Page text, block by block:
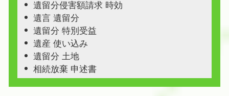
遺留分侵害額請求 時効
遺言 遺留分
遺留分 特別受益
遺産 使い込み
遺留分 土地
相続放棄 申述書